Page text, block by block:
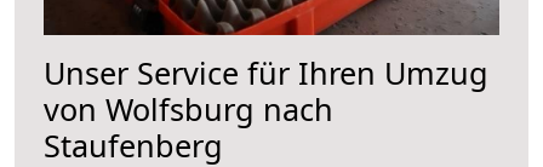
Unser Service für Ihren Umzug
von Wolfsburg nach
Staufenberg